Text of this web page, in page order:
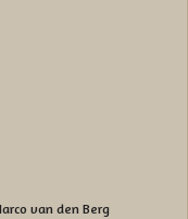
van den Berg